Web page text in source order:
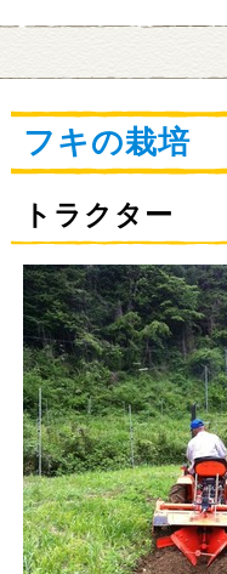
フキの栽培
トラクター